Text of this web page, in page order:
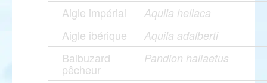
Aigle impérial Aquila heliaca
Aigle ibérique Aquila adalberti
Balbuzard
pêcheur
Pandion haliaetus